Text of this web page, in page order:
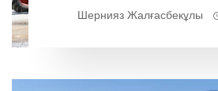
Шернияз Жалғасбекұлы